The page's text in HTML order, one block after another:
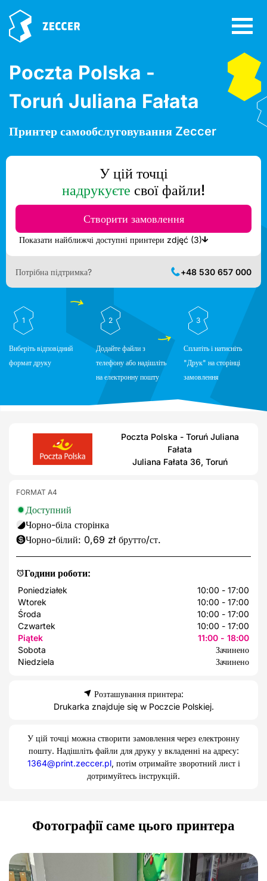
Poczta Polska -
Toruń Juliana Fałata
Принтер самообслуговування Zeccer
У цій точці
надрукуєте свої файли!
Створити замовлення
Показати найближчі доступні принтери zdjęć (3)
Потрібна підтримка? +48 530 657 000
1
Виберіть відповідний
формат друку
2
Додайте файли з
телефону або надішліть
на електронну пошту
3
Сплатіть і натисніть
"Друк" на сторінці
замовлення
Poczta Polska - Toruń Juliana
Fałata
Juliana Fałata 36, Toruń
Години роботи:
Poniedziałek
10:00 - 17:00
Wtorek
10:00 - 17:00
Środa
10:00 - 17:00
Czwartek
10:00 - 17:00
Piątek
11:00 - 18:00
Sobota
Зачинено
Niedziela
Зачинено
FORMAT A4
Доступний
Чорно-біла сторінка
Чорно-білий: 0,69 zł брутто/ст.
Розташування принтера:
Drukarka znajduje się w Poczcie Polskiej.
У цій точці можна створити замовлення через електронну
пошту. Надішліть файли для друку у вкладенні на адресу:
1364@print.zeccer.pl, потім отримайте зворотний лист і
дотримуйтесь інструкцій.
Фотографії саме цього принтера